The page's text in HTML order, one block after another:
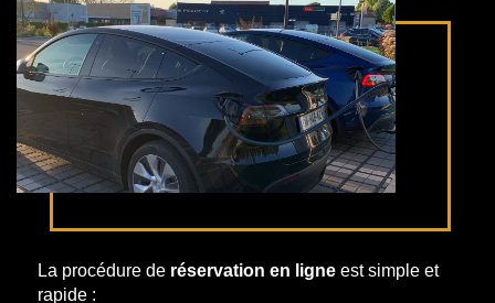
La procédure de réservation en ligneest simple et
rapide :